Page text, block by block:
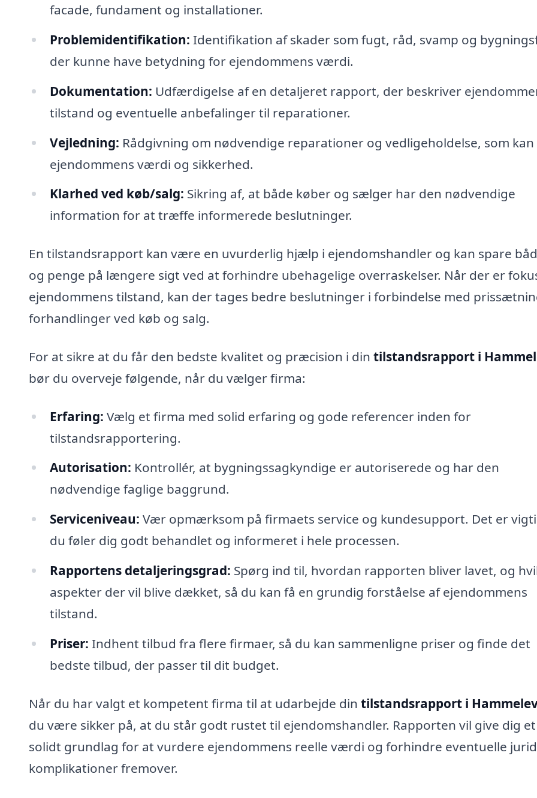
facade, fundament og installationer.
Problemidentifikation: Identifikation af skader som fugt, råd, svamp og
der kunne have betydning for ejendommens værdi.
Dokumentation: Udfærdigelse af en detaljeret rapport, der beskriver
tilstand og eventuelle anbefalinger til reparationer.
Vejledning: Rådgivning om nødvendige reparationer og vedligeholdelse, som kan
ejendommens værdi og sikkerhed.
Klarhed ved køb/salg: Sikring af, at både køber og sælger har den nødvendige
information for at træffe informerede beslutninger.
En tilstandsrapport kan være en uvurderlig hjælp i ejendomshandler og kan spare
og penge på længere sigt ved at forhindre ubehagelige overraskelser. Når der er
ejendommens tilstand, kan der tages bedre beslutninger i forbindelse med
forhandlinger ved køb og salg.
For at sikre at du får den bedste kvalitet og præcision i din tilstandsrapport i
bør du overveje følgende, når du vælger firma:
Erfaring: Vælg et firma med solid erfaring og gode referencer inden for
tilstandsrapportering.
Autorisation: Kontrollér, at bygningssagkyndige er autoriserede og har den
nødvendige faglige baggrund.
Serviceniveau: Vær opmærksom på firmaets service og kundesupport. Det er
du føler dig godt behandlet og informeret i hele processen.
Rapportens detaljeringsgrad: Spørg ind til, hvordan rapporten bliver lavet, og
aspekter der vil blive dækket, så du kan få en grundig forståelse af ejendommens
tilstand.
Priser: Indhent tilbud fra flere firmaer, så du kan sammenligne priser og finde det
bedste tilbud, der passer til dit budget.
Når du har valgt et kompetent firma til at udarbejde din tilstandsrapport i
du være sikker på, at du står godt rustet til ejendomshandler. Rapporten vil give dig et
solidt grundlag for at vurdere ejendommens reelle værdi og forhindre eventuelle
komplikationer fremover.